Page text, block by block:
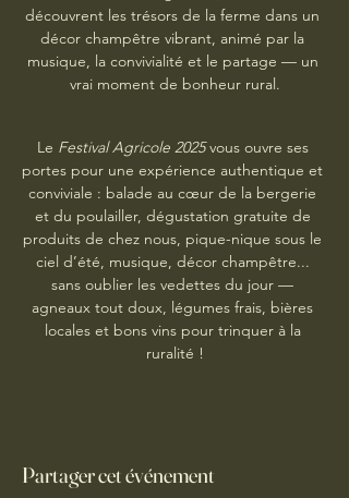
découvrent les trésors de la ferme dans un
décor champêtre vibrant, animé par la
musique, la convivialité et le partage — un
vrai moment de bonheur rural.
Le Festival Agricole 2025 vous ouvre ses
portes pour une expérience authentique et
conviviale : balade au cœur de la bergerie
et du poulailler, dégustation gratuite de
produits de chez nous, pique-nique sous le
ciel d’été, musique, décor champêtre...
sans oublier les vedettes du jour —
agneaux tout doux, légumes frais, bières
locales et bons vins pour trinquer à la
ruralité !
Partager cet événement